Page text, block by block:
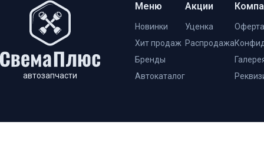
автозапчасти
Меню
Новинки
Хит продаж
Бренды
Автокаталог
Акции
Уценка
Распродажа
Оферта